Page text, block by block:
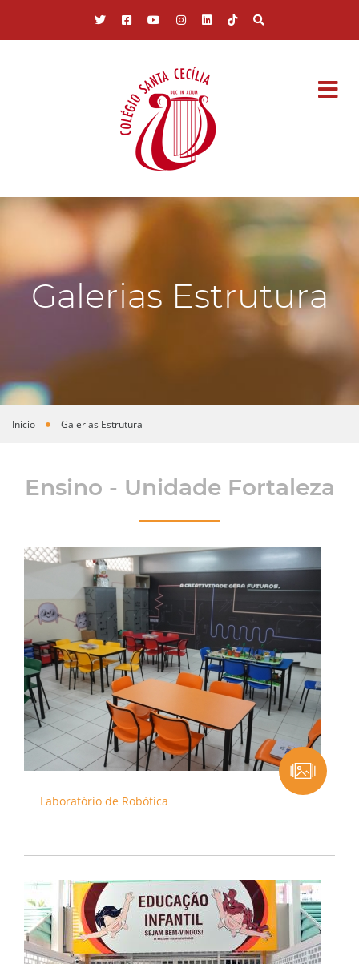
Galerias Estrutura
Você está aqui
Início Galerias Estrutura
Ensino - Unidade Fortaleza
Laboratório de Robótica